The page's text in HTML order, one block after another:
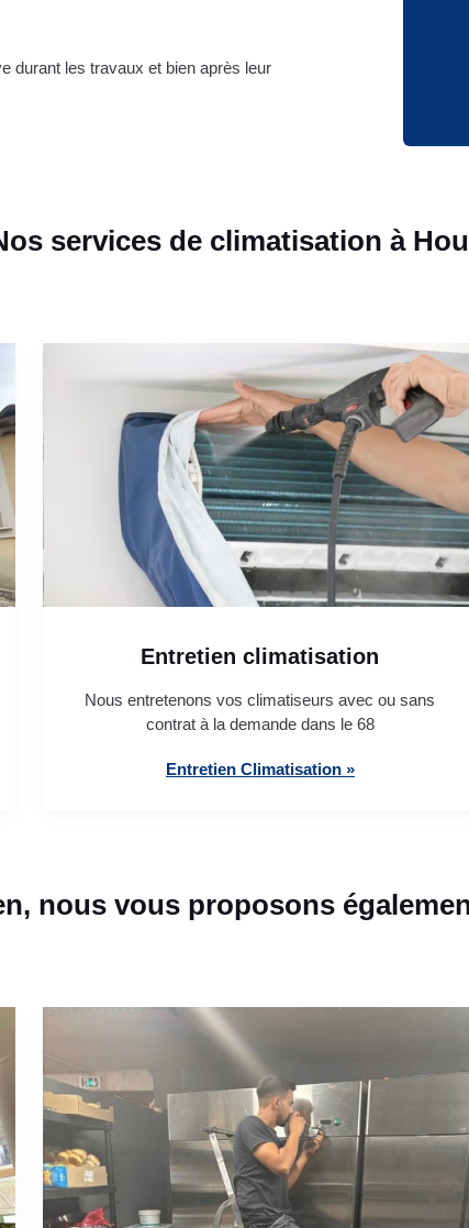
durant les travaux et bien après leur
services de climatisation à
Entretien climatisation
Nous entretenons vos climatiseurs avec ou sans
contrat à la demande dans le 68
Entretien Climatisation »
nous vous proposons